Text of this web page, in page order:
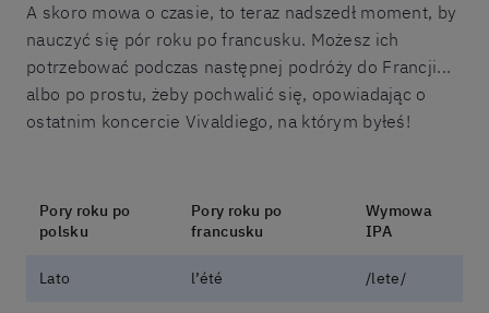
A skoro mowa o czasie, to teraz nadszedł moment, by
nauczyć się pór roku po francusku. Możesz ich
potrzebować podczas następnej podróży do Francji...
albo po prostu, żeby pochwalić się, opowiadając o
ostatnim koncercie Vivaldiego, na którym byłeś!
Pory roku po
polsku
Pory roku po
francusku
Wymowa
IPA
Lato l’été /lete/